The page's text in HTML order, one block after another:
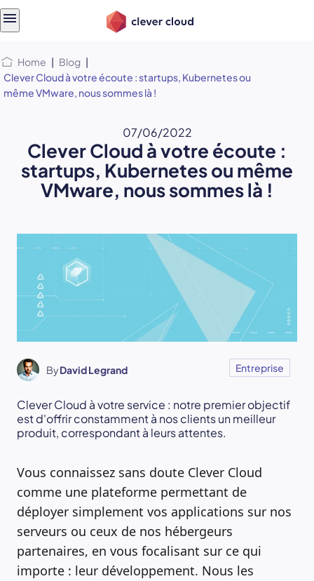
Home | Blog |
Clever Cloud à votre écoute : startups, Kubernetes ou
même VMware, nous sommes là !
07/06/2022
Clever Cloud à votre écoute :
startups, Kubernetes ou même
VMware, nous sommes là !
ByDavid Legrand Entreprise
Clever Cloud à votre service : notre premier objectif
est d'offrir constamment à nos clients un meilleur
produit, correspondant à leurs attentes.
Vous connaissez sans doute Clever Cloud
comme une plateforme permettant de
déployer simplement vos applications sur nos
serveurs ou ceux de nos hébergeurs
partenaires, en vous focalisant sur ce qui
importe : leur développement. Nous les